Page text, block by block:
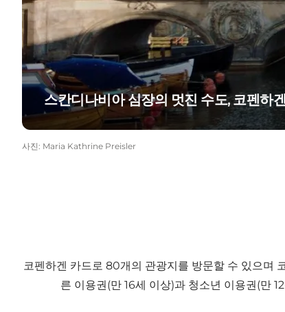
스칸디나비아 심장의 멋진 수도, 코펜하
사진: Maria Kathrine Preisler
코펜하겐 카드로 80개의 관광지를 방문할 수 있으며
른 이용권(만 16세 이상)과 청소년 이용권(만